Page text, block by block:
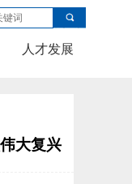
人才发展
大复兴